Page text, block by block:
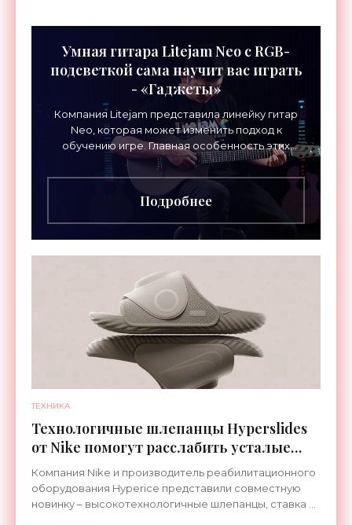
Умная гитара Litejam Neo с RGB-
подсветкой сама научит вас играть
- «Гаджеты»
Компания Litejam представила линейку гитар
Neo, которая может изменить подход к
обучению игре. Главная особенность этих
инструментов – встроенная RGB-подсветка
грифа. Светодиоды
Подробнее
ТЕХНИКА
Технологичные шлепанцы Hyperslides
от Nike помогут расслабить усталые
ноги после тренировки - «Гаджеты»
Компания Nike и производитель реабилитационного
оборудования Hyperice представили совместную
новинку – высокотехнологичные шлепанцы, ставка в